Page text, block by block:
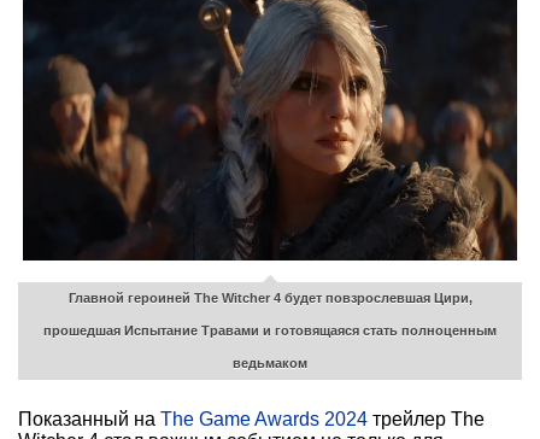
Главной героиней The Witcher 4 будет повзрослевшая Цири,
прошедшая Испытание Травами и готовящаяся стать полноценным
ведьмаком
Показанный на The Game Awards 2024 трейлер The